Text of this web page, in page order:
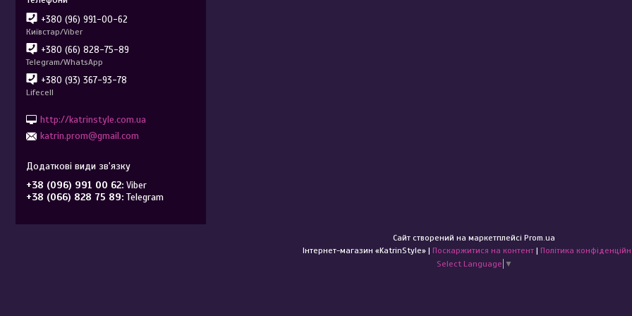
+380 (96) 991-00-62
Київстар/Viber
+380 (66) 828-75-89
Telegram/WhatsApp
+380 (93) 367-93-78
Lifecell
http://katrinstyle.com.ua
katrin.prom@gmail.com
+38 (096) 991 00 62 Viber
+38 (066) 828 75 89 Telegram
Сайт створений на маркетплейсі Prom.ua
Інтернет-магазин «KatrinStyle» | Поскаржитися на контент | Політика
Select Language ▼